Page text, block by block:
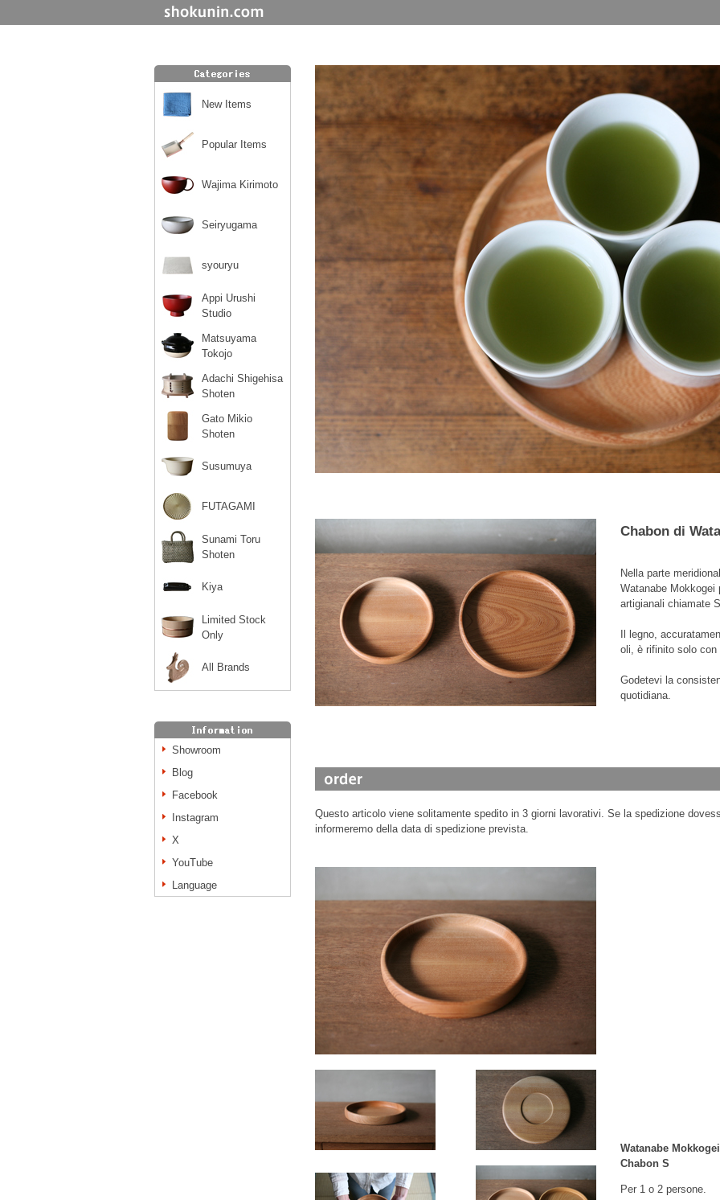
New Items
Popular Items
Wajima Kirimoto
Seiryugama
syouryu
Appi Urushi
Studio
Matsuyama
Tokojo
Adachi Shigehisa
Shoten
Gato Mikio
Shoten
Susumuya
FUTAGAMI
Sunami Toru
Shoten
Kiya
Limited Stock
Only
All Brands
Showroom
Blog
Facebook
Instagram
X
YouTube
Language
Chabon di
Nella parte
Watanabe Mokkogei
artigianali chiamate
Il legno,
oli, è rifinito solo con
Godetevi la
quotidiana.
Questo articolo viene solitamente spedito in 3 giorni lavorativi. Se la spedizione
informeremo della data di spedizione prevista.
Watanabe Mokkogei
Chabon S
Per 1 o 2 persone.